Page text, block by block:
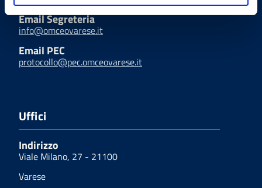
Email Segreteria
info@omceovarese.it
Email PEC
protocollo@pec.omceovarese.it
Uffici
Indirizzo
Viale Milano, 27 - 21100
Varese